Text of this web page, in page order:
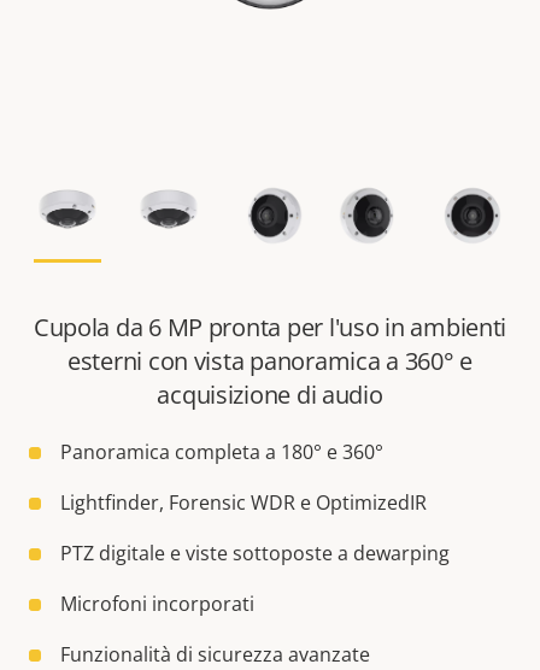
Cupola da 6 MP pronta per l'uso in ambienti
esterni con vista panoramica a 360° e
acquisizione di audio
Panoramica completa a 180° e 360°
Lightfinder, Forensic WDR e OptimizedIR
PTZ digitale e viste sottoposte a dewarping
Microfoni incorporati
Funzionalità di sicurezza avanzate